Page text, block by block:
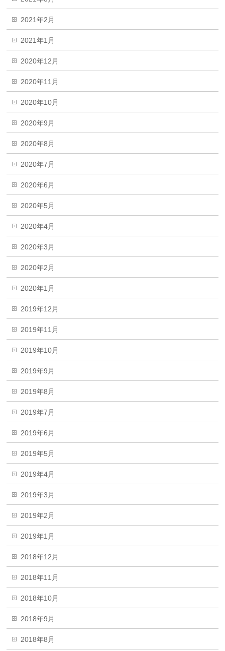
2021年2月
2021年1月
2020年12月
2020年11月
2020年10月
2020年9月
2020年8月
2020年7月
2020年6月
2020年5月
2020年4月
2020年3月
2020年2月
2020年1月
2019年12月
2019年11月
2019年10月
2019年9月
2019年8月
2019年7月
2019年6月
2019年5月
2019年4月
2019年3月
2019年2月
2019年1月
2018年12月
2018年11月
2018年10月
2018年9月
2018年8月